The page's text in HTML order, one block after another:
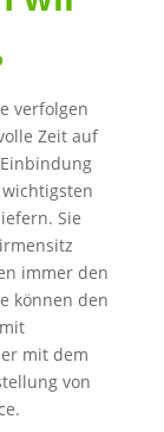
verfolgen
Zeit auf
Sie
immer den
können den
mit dem
von